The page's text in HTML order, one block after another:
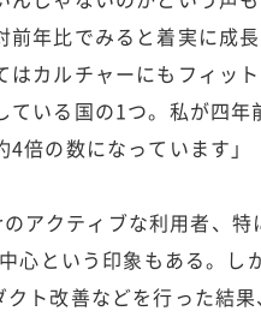
前年比でみると着実に成
はカルチャーにもフィッ
ている国の1つ。私が四年
4倍の数になっています」
アクティブな利用者、特
心という印象もある。し
クト改善などを行った結